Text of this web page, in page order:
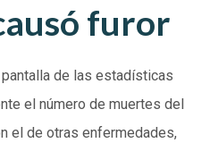
furor
pantalla de las estadísticas
el número de muertes del
el de otras enfermedades,